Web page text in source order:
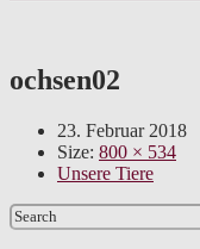
ochsen02
23. Februar 2018
Size: 800 × 534
Unsere Tiere